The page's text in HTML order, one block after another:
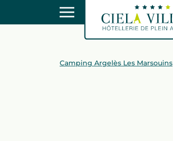
Camping Argelès Les Marsouins